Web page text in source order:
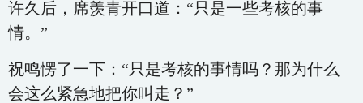
许久后，席羡青开口道：“只是一些考核的事
情。”
祝鸣愣了一下：“只是考核的事情吗？那为什么
会这么紧急地把你叫走？”